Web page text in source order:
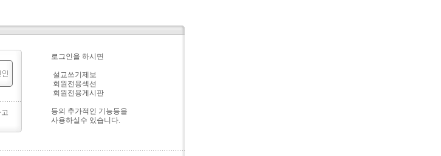
로그인을 하시면
설교쓰기제보
회원전용섹션
회원전용게시판
등의 추가적인 기능등을
사용하실수 있습니다.